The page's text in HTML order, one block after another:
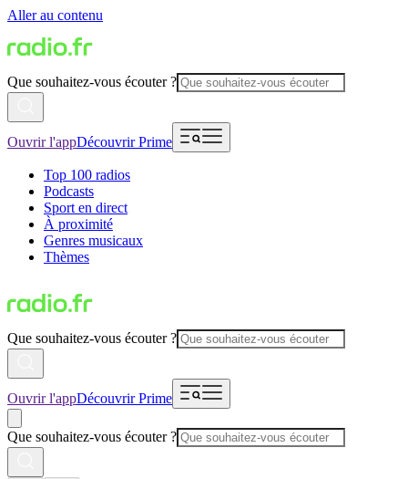
Aller au contenu
Que souhaitez-vous écouter ?
Ouvrir l'appDécouvrir Prime
Top 100 radios
Podcasts
Sport en direct
À proximité
Genres musicaux
Thèmes
Que souhaitez-vous écouter ?
Ouvrir l'appDécouvrir Prime
Que souhaitez-vous écouter ?